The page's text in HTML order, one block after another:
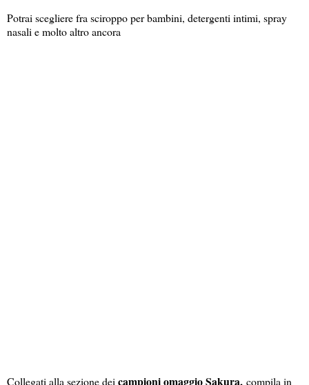
Potrai scegliere fra sciroppo per bambini, detergenti intimi, spray
nasali e molto altro ancora
Collegati alla sezione dei campioni omaggio Sakura, compila in